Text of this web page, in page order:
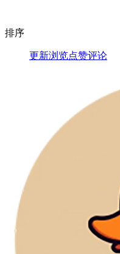
排序
更新浏览点赞评论